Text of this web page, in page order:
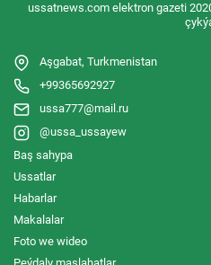
ussatnews.com elektron gazeti
Aşgabat, Turkmenistan
+99365692927
ussa777@mail.ru
@ussa_ussayew
Baş sahypa
Ussatlar
Habarlar
Makalalar
Foto we wideo